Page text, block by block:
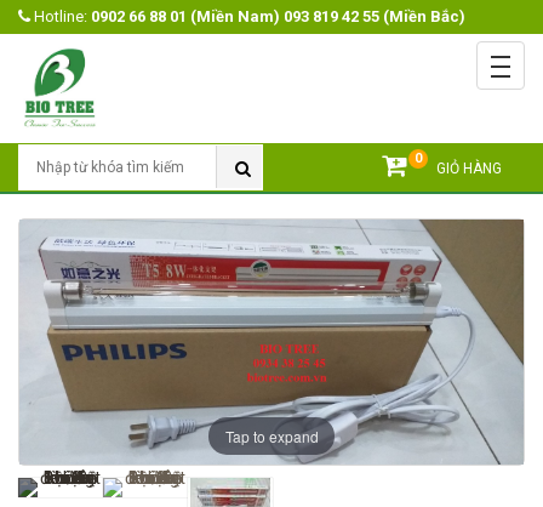
Menu
Trang chủ
Giới Thiệu
Sản Phẩm
Khuyến mãi
Tin Tức
Video
Liên Hệ
Hotline: 0902 66 88 01 (Miền Nam) 093 819 42 55 (Miền Bắc)
0
GIỎ HÀNG
Tap to expand